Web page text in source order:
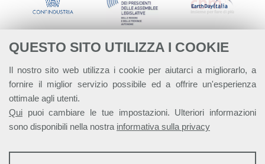
QUESTO SITO UTILIZZA I COOKIE
Il nostro sito web utilizza i cookie per aiutarci a migliorarlo, a
fornire il miglior servizio possibile ed a offrire un'esperienza
ottimale agli utenti.
Qui puoi cambiare le tue impostazioni. Ulteriori informazioni
sono disponibili nella nostra informativa sulla privacy
STATISTICHE